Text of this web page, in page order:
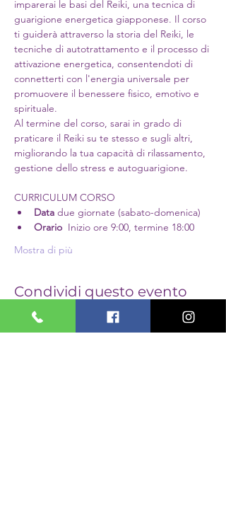
imparerai le basi del Reiki, una tecnica di
guarigione energetica giapponese. Il corso
ti guiderà attraverso la storia del Reiki, le
tecniche di autotrattamento e il processo di
attivazione energetica, consentendoti di
connetterti con l'energia universale per
promuovere il benessere fisico, emotivo e
spirituale.
Al termine del corso, sarai in grado di
praticare il Reiki su te stesso e sugli altri,
migliorando la tua capacità di rilassamento,
gestione dello stress e autoguarigione.
CURRICULUM CORSO
Data due giornate (sabato-domenica)
Orario Inizio ore 9:00, termine 18:00
Mostra di più
Condividi questo evento